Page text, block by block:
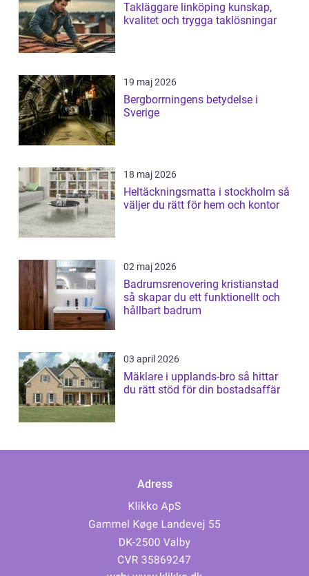
Takläggare linköping kunskap,
kvalitet och trygga taklösningar
19 maj 2026
Bergborrningens betydelse i
Sverige
18 maj 2026
Heltäckningsmatta i stockholm så
väljer du rätt för hem och kontor
02 maj 2026
Badrumsrenovering kristianstad
så skapar du ett funktionellt och
hållbart badrum
03 april 2026
Mäklare i upplands-bro så hittar
du rätt stöd för din bostadsaffär
Adress